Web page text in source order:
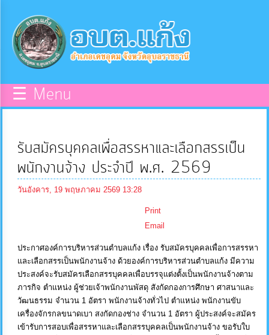
หน้า
หลัก
ข้อมูล
พื้น
บุคลากร
ข่าวสาร
บริการ
ข้อมูล
☰ Menu
รับสมัครบุคคลเพื่อสรรหาและเลือกสรรเป็น
พนักงานจ้าง ประจำปี พ.ศ. 2569
วันอังคาร, 19 พฤษภาคม 2569 13:28
Print
Email
ประกาศองค์การบริหารส่วนตำบลแก้ง เรื่อง รับสมัครบุคคลเพื่อการสรรหา
และเลือกสรรเป็นพนักงานจ้าง ด้วยองค์การบริหารส่วนตำบลแก้ง มีความ
ประสงค์จะรับสมัครเลือกสรรบุคคลเพื่อบรรจุแต่งตั้งเป็นพนักงานจ้างตาม
ภารกิจ ตำแหน่ง ผู้ช่วยเจ้าพนักงานพัสดุ สังกัดกองการศึกษา ศาสนาและ
วัฒนธรรม จำนวน 1 อัตรา พนักงานจ้างทั่วไป ตำแหน่ง พนักงานขับ
เครื่องจักรกลขนาดเบา สงกัดกองช่าง จำนวน 1 อัตรา ผู้ประสงค์จะสมัคร
เข้ารับการสอบเพื่อสรรหาและเลือกสรรบุคคลเป็นพนักงานจ้าง ขอรับใบ